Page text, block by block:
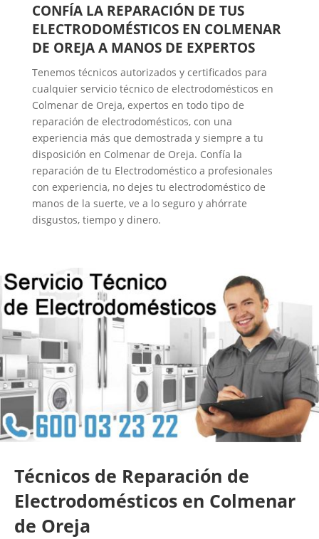
CONFÍA LA REPARACIÓN DE TUS
ELECTRODOMÉSTICOS EN COLMENAR
DE OREJA A MANOS DE EXPERTOS
Tenemos técnicos autorizados y certificados para
cualquier servicio técnico de electrodomésticos en
Colmenar de Oreja, expertos en todo tipo de
reparación de electrodomésticos, con una
experiencia más que demostrada y siempre a tu
disposición en Colmenar de Oreja. Confía la
reparación de tu Electrodoméstico a profesionales
con experiencia, no dejes tu electrodoméstico de
manos de la suerte, ve a lo seguro y ahórrate
disgustos, tiempo y dinero.
Técnicos de Reparación de
Electrodomésticos en Colmenar
de Oreja